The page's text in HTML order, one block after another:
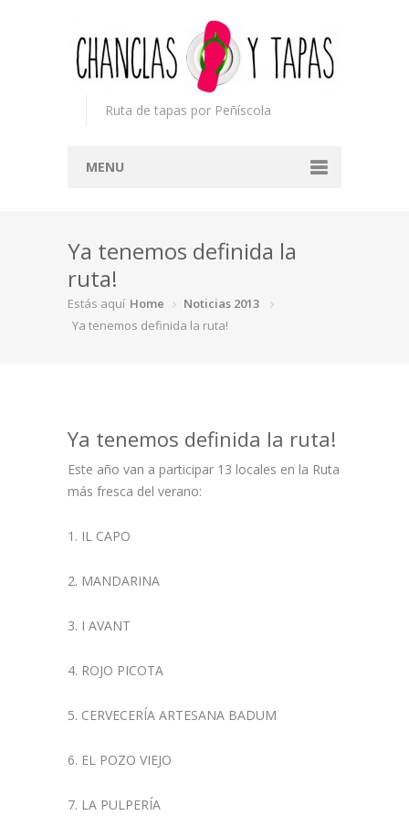
Ruta de tapas por Peñíscola
MENU
Concurso
Participantes
Noticias
Prensa
Ya tenemos definida la
ruta!
Estás aquí Home
Noticias 2013
Ya tenemos definida la ruta!
Ya tenemos definida la ruta!
Este año van a participar 13 locales en la Ruta
más fresca del verano:
1. IL CAPO
2. MANDARINA
3. I AVANT
4. ROJO PICOTA
5. CERVECERÍA ARTESANA BADUM
6. EL POZO VIEJO
7. LA PULPERÍA